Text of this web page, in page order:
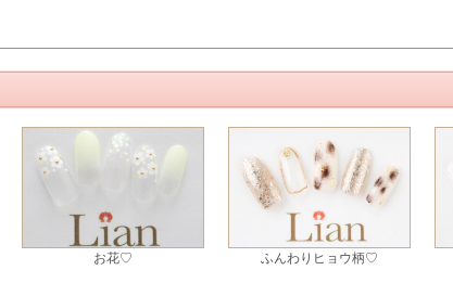
お花♡ ふんわりヒョウ柄♡